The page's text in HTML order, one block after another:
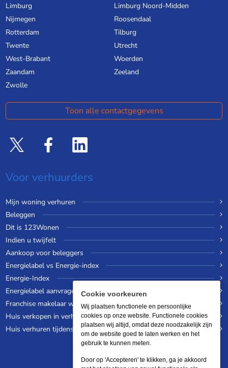
Limburg
Limburg Noord-Midden
Nijmegen
Roosendaal
Rotterdam
Tilburg
Twente
Utrecht
West-Brabant
Woerden
Zaandam
Zeeland
Zwolle
Toon alle contactgegevens
Voor verhuurders
Mijn woning verhuren
Beleggen
Dit is 123Wonen
Indien u twijfelt
Aankoop voor beleggers
Energielabel vs Energie-index
Energie-Index
Energielabel aanvragen
Franchise makelaar worden
Huis verkopen in verhuurde staat
Huis verhuren tijdens een wereldreis
Cookie voorkeuren
Wij plaatsen functionele en persoonlijke
cookies op onze website. Functionele cookies
plaatsen wij altijd, omdat deze noodzakelijk zijn
om de website goed te laten werken en het
gebruik te kunnen meten.
Door op 'Accepteren' te klikken, ga je akkoord